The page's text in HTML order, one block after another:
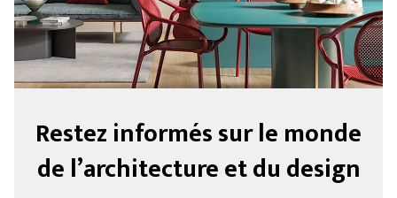
Restez informés sur le monde
de l’architecture et du design